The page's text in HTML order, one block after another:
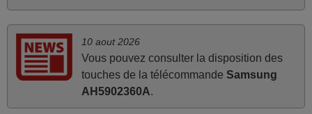
mars 2026
Super Service
Mario,
10 aout 2026
Vous pouvez consulter la disposition des
touches de la télécommande Samsung
AH5902360A.